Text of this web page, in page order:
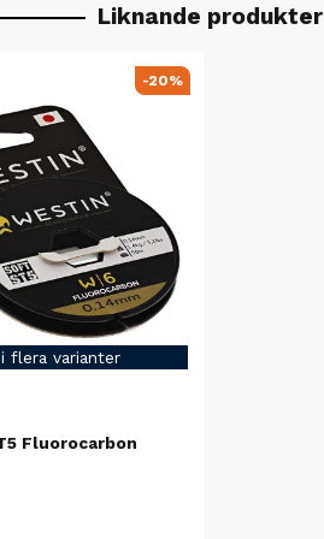
Liknande produkter
flera varianter
Fluorocarbon
-20%